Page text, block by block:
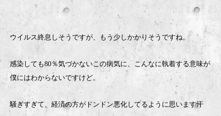
ウイルス終息しそうですが、もう少しかかりそうですね。
感染しても80％気づかないこの病気に、こんなに執着する意味が
僕にはわからないですけど。
騒ぎすぎて、経済の方がドンドン悪化してるように思います汗